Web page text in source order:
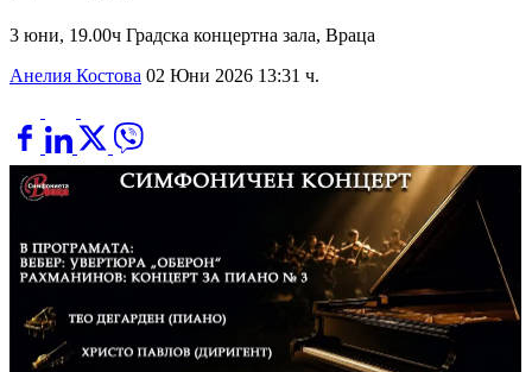
3 юни, 19.00ч Градска концертна зала, Враца
Анелия Костова 02 Юни 2026 13:31 ч.